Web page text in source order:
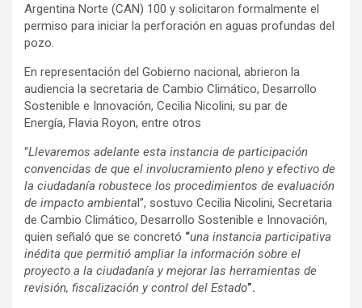
Argentina Norte (CAN) 100 y solicitaron formalmente el
permiso para iniciar la perforación en aguas profundas del
pozo.
En representación del Gobierno nacional, abrieron la
audiencia la secretaria de Cambio Climático, Desarrollo
Sostenible e Innovación, Cecilia Nicolini, su par de
Energía, Flavia Royon, entre otros
“Llevaremos adelante esta instancia de participación
convencidas de que el involucramiento pleno y efectivo de
la ciudadanía robustece los procedimientos de evaluación
de impacto ambiental”, sostuvo Cecilia Nicolini, Secretaria
de Cambio Climático, Desarrollo Sostenible e Innovación,
quien señaló que se concretó “una instancia participativa
inédita que permitió ampliar la información sobre el
proyecto a la ciudadanía y mejorar las herramientas de
revisión, fiscalización y control del Estado”.